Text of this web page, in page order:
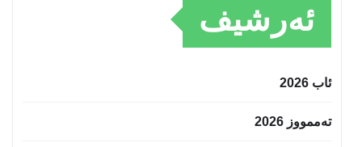
ئەرشیف
ئاب 2026
تەممووز 2026